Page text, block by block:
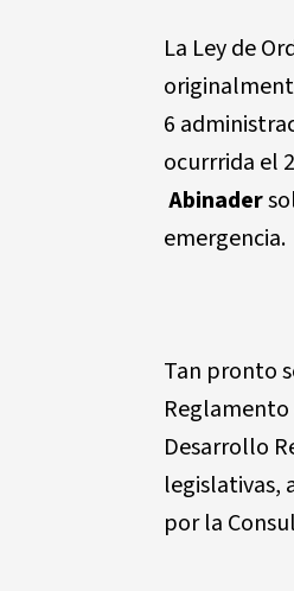
La Ley de
6
ocurrrida el
Abinader
emergencia.
Tan pronto
Desarrollo
legislativas,
por la